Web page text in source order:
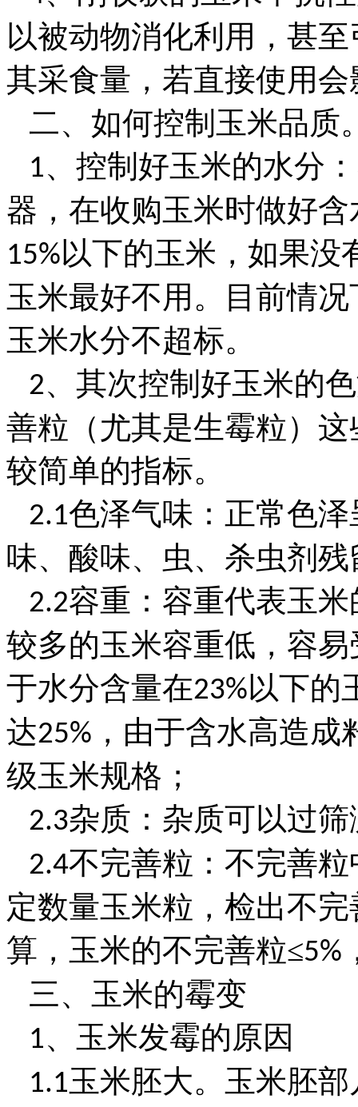
以被动物消化利用，甚
其采食量，若直接使用
二、如何控制玉米品质
1、控制好玉米的水分
器，在收购玉米时做好
15%以下的玉米，如果没
玉米最好不用。目前情
玉米水分不超标。
2、其次控制好玉米的
善粒（尤其是生霉粒）
较简单的指标。
2.1色泽气味：正常色
味、酸味、虫、杀虫剂残
2.2容重：容重代表玉
较多的玉米容重低，容
于水分含量在23%以下的
达25% ，由于含水高造
级玉米规格；
2.3杂质：杂质可以过
2.4不完善粒：不完善
定数量玉米粒，检出不
算，玉米的不完善粒≤5%
三、玉米的霉变
1、玉米发霉的原因
1.1玉米胚大。玉米胚